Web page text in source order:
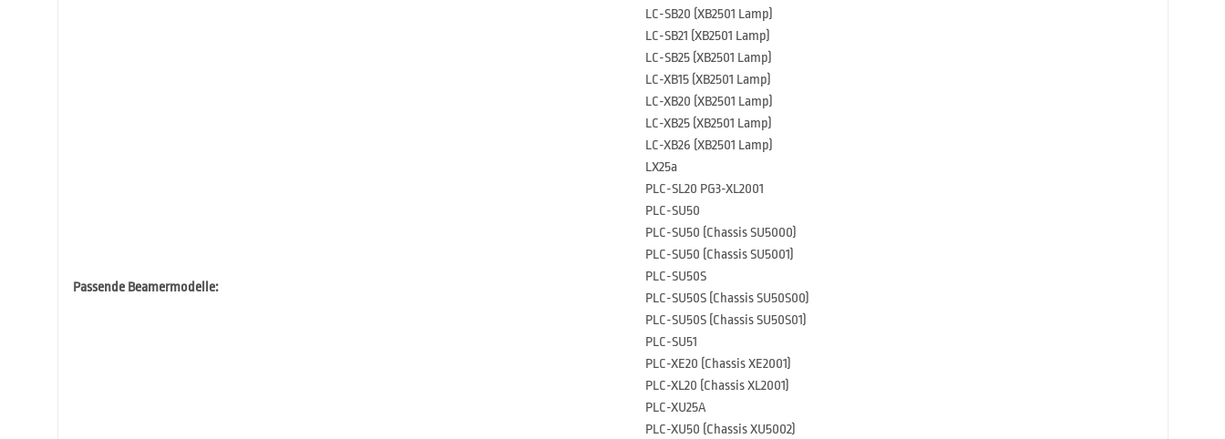
Passende Beamermodelle:
LC-SB20 (XB2501 Lamp)
LC-SB21 (XB2501 Lamp)
LC-SB25 (XB2501 Lamp)
LC-XB15 (XB2501 Lamp)
LC-XB20 (XB2501 Lamp)
LC-XB25 (XB2501 Lamp)
LC-XB26 (XB2501 Lamp)
LX25a
PLC-SL20 PG3-XL2001
PLC-SU50
PLC-SU50 (Chassis SU5000)
PLC-SU50 (Chassis SU5001)
PLC-SU50S
PLC-SU50S (Chassis SU50S00)
PLC-SU50S (Chassis SU50S01)
PLC-SU51
PLC-XE20 (Chassis XE2001)
PLC-XL20 (Chassis XL2001)
PLC-XU25A
PLC-XU50 (Chassis XU5002)